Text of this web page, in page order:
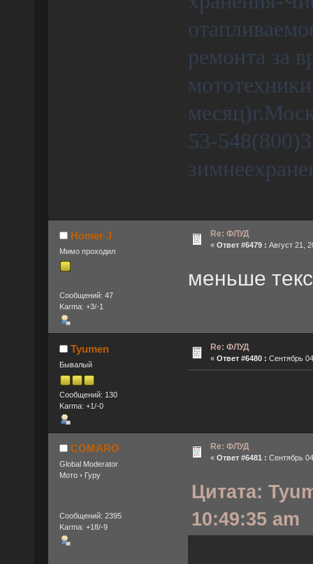
ремонта за
53-
Homer J
Мимо проходил
Сообщений: 47
Karma: +3/-1
Re: ФЛУД
« Ответ #6479 : Август 21,
меньше
Tyumen
Бывалый
Сообщений: 130
Karma: +1/-0
Re: ФЛУД
« Ответ #6480 : Сентябрь
COMARO
Global Moderator
Мото ◦ Гуру
Сообщений: 2395
Karma: +18/-9
Re: ФЛУД
« Ответ #6481 : Сентябрь
Цитата:
10:49:35 am